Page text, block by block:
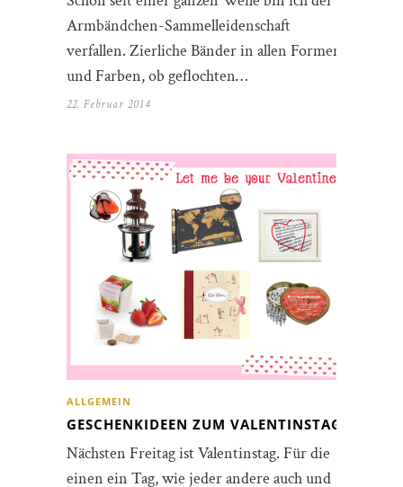
Armbändchen-Sammelleidenschaft
verfallen. Zierliche Bänder in allen Formen
und Farben, ob geflochten…
22. Februar 2014
ALLGEMEIN
GESCHENKIDEEN ZUM VALENTINSTAG
Nächsten Freitag ist Valentinstag. Für die
einen ein Tag, wie jeder andere auch und